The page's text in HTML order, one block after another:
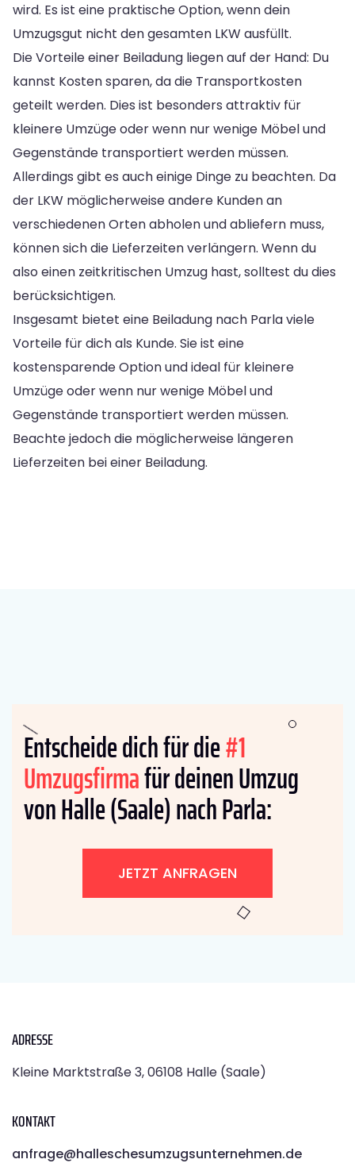
wird. Es ist eine praktische Option, wenn dein
Umzugsgut nicht den gesamten LKW ausfüllt.
Die Vorteile einer Beiladung liegen auf der Hand: Du
kannst Kosten sparen, da die Transportkosten
geteilt werden. Dies ist besonders attraktiv für
kleinere Umzüge oder wenn nur wenige Möbel und
Gegenstände transportiert werden müssen.
Allerdings gibt es auch einige Dinge zu beachten. Da
der LKW möglicherweise andere Kunden an
verschiedenen Orten abholen und abliefern muss,
können sich die Lieferzeiten verlängern. Wenn du
also einen zeitkritischen Umzug hast, solltest du dies
berücksichtigen.
Insgesamt bietet eine Beiladung nach Parla viele
Vorteile für dich als Kunde. Sie ist eine
kostensparende Option und ideal für kleinere
Umzüge oder wenn nur wenige Möbel und
Gegenstände transportiert werden müssen.
Beachte jedoch die möglicherweise längeren
Lieferzeiten bei einer Beiladung.
Entscheide dich für die#1
Umzugsfirmafür deinen Umzug
von Halle (Saale) nach Parla:
JETZT ANFRAGEN
ADRESSE
Kleine Marktstraße 3, 06108 Halle (Saale)
KONTAKT
anfrage@halleschesumzugsunternehmen.de